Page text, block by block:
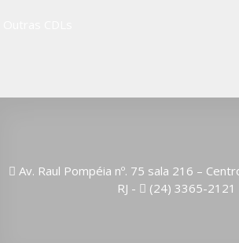
Av. Raul Pompéia nº. 75 sala 216 –
RJ -
(24) 3365-2121